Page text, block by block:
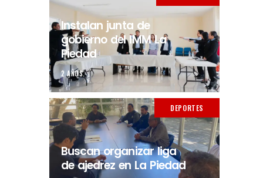
Instalan junta de
gobierno del IMM La
Piedad
2 AÑOS.
DEPORTES
Buscan organizar liga
de ajedrez en La Piedad